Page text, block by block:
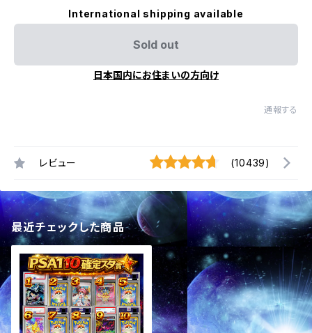
International shipping available
Sold out
日本国内にお住まいの方向け
通報する
レビュー (10439)
最近チェックした商品